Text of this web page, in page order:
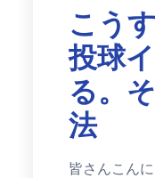
こう
投球
る。
法
皆さんこん